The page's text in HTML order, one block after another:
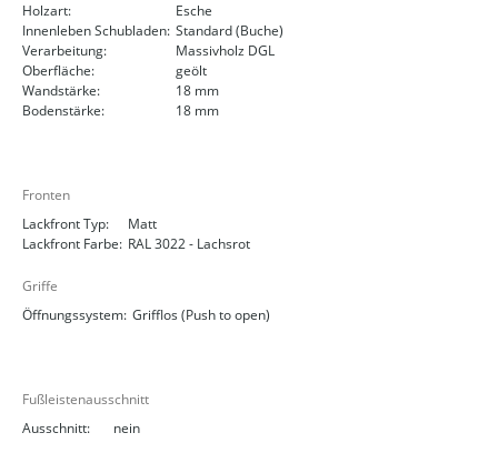
Holzart:
Esche
Innenleben Schubladen: Standard (Buche)
Verarbeitung:
Massivholz DGL
Oberfläche:
geölt
Wandstärke:
18 mm
Bodenstärke:
18 mm
Fronten
Lackfront Typ:
Matt
Lackfront Farbe: RAL 3022 - Lachsrot
Griffe
Öffnungssystem: Grifflos (Push to open)
Fußleistenausschnitt
Ausschnitt:
nein